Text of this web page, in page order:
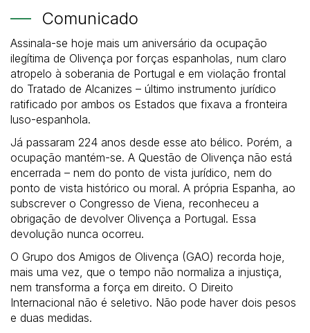
Comunicado
Assinala-se hoje mais um aniversário da ocupação
ilegítima de Olivença por forças espanholas, num claro
atropelo à soberania de Portugal e em violação frontal
do Tratado de Alcanizes – último instrumento jurídico
ratificado por ambos os Estados que fixava a fronteira
luso-espanhola.
Já passaram 224 anos desde esse ato bélico. Porém, a
ocupação mantém-se. A Questão de Olivença não está
encerrada – nem do ponto de vista jurídico, nem do
ponto de vista histórico ou moral. A própria Espanha, ao
subscrever o Congresso de Viena, reconheceu a
obrigação de devolver Olivença a Portugal. Essa
devolução nunca ocorreu.
O Grupo dos Amigos de Olivença (GAO) recorda hoje,
mais uma vez, que o tempo não normaliza a injustiça,
nem transforma a força em direito. O Direito
Internacional não é seletivo. Não pode haver dois pesos
e duas medidas.